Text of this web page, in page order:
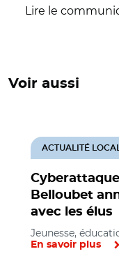
Lire le
Voir aussi
Belloubet
avec les élus
ACTUALITÉ
Jeunesse,
En savoir plus